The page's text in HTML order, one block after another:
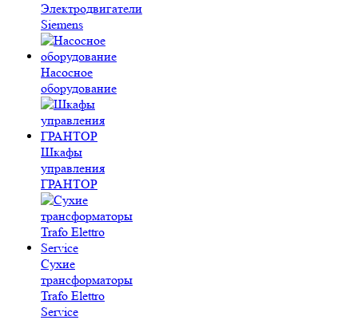
Электродвигатели
Siemens
Насосное
оборудование
Шкафы
управления
ГРАНТОР
Сухие
трансформаторы
Trafo Elettro
Service